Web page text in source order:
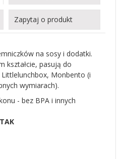
Zapytaj o produkt
na sosy i dodatki.
kształcie, pasują do
Monbento (i
wymiarach).
- bez BPA i innych
TAK